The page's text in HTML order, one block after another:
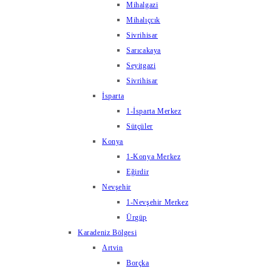
Mihalgazi
Mihalıçcık
Sivrihisar
Sarıcakaya
Seyitgazi
Sivrihisar
İsparta
1-İsparta Merkez
Sütçüler
Konya
1-Konya Merkez
Eğirdir
Nevşehir
1-Nevşehir Merkez
Ürgüp
Karadeniz Bölgesi
Artvin
Borçka